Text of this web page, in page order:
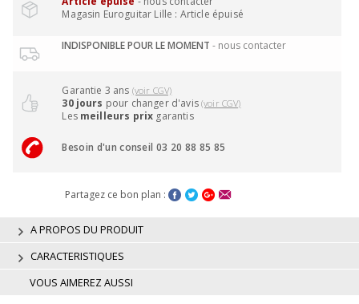
Magasin Euroguitar Lille : Article épuisé
INDISPONIBLE POUR LE MOMENT - nous contacter
Garantie 3 ans (voir CGV)
30 jours pour changer d'avis(voir CGV)
Les meilleurs prix garantis
Besoin d'un conseil 03 20 88 85 85
Partagez ce bon plan :
A PROPOS DU PRODUIT
CARACTERISTIQUES
VOUS AIMEREZ AUSSI